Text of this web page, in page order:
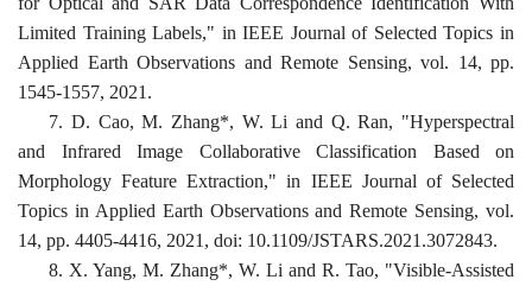
Limited Training Labels," in IEEE Journal of Selected Topics in
Applied Earth Observations and Remote Sensing, vol. 14, pp.
1545-1557, 2021.
7. D. Cao, M. Zhang*, W. Li and Q. Ran, "Hyperspectral
and Infrared Image Collaborative Classification Based on
Morphology Feature Extraction," in IEEE Journal of Selected
Topics in Applied Earth Observations and Remote Sensing, vol.
14, pp. 4405-4416, 2021, doi: 10.1109/JSTARS.2021.3072843.
8. X. Yang, M. Zhang*, W. Li and R. Tao, "Visible-Assisted